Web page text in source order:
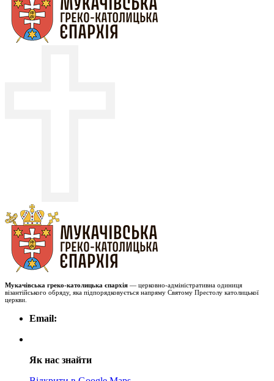
Мукачівська греко-католицька єпархія — церковно-адміністративна одиниця
візантійського обряду, яка підпорядковується напряму Святому Престолу католицької
церкви.
Email:
Як нас знайти